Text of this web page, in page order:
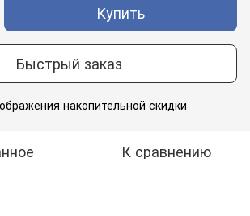
Купить
Быстрый заказ
накопительной скидки
К сравнению